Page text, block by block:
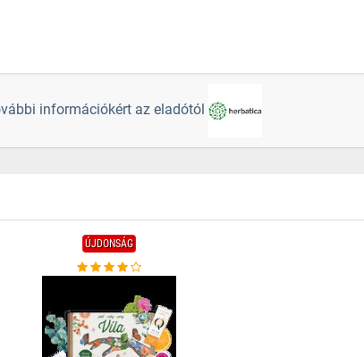
információkért az eladótól
ÚJDONSÁG